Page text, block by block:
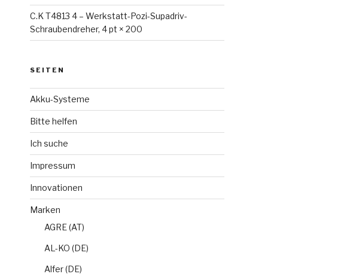
C.K T4813 4 – Werkstatt-Pozi-Supadriv-
Schraubendreher, 4 pt × 200
SEITEN
Akku-Systeme
Bitte helfen
Ich suche
Impressum
Innovationen
Marken
AGRE (AT)
AL-KO (DE)
Alfer (DE)